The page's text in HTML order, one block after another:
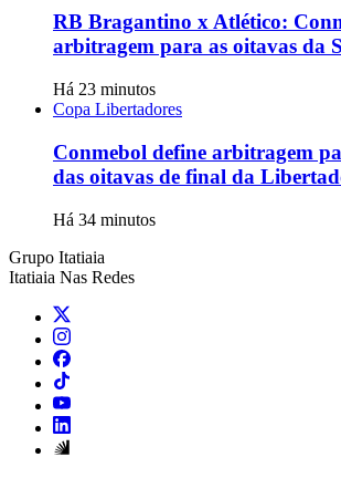
RB Bragantino x Atlético:
arbitragem para as oitavas da
Há 23 minutos
Copa Libertadores
Conmebol define arbitragem
das oitavas de final da
Há 34 minutos
Grupo Itatiaia
Itatiaia Nas Redes